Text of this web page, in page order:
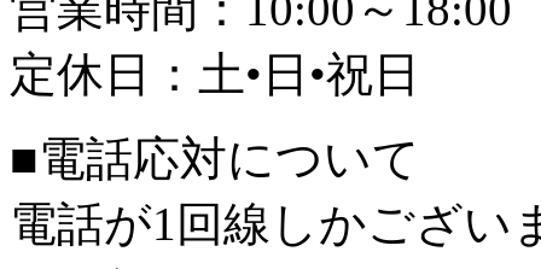
定休日：土•日•祝日
■電話応対について
電話が1回線しかござい